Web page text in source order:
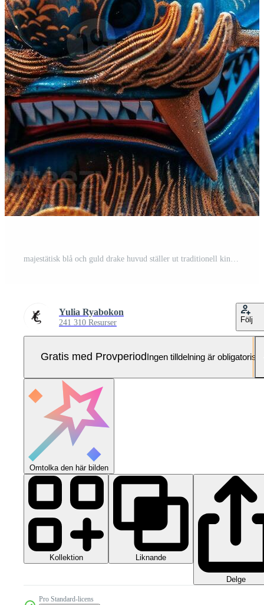
Yulia Ryabokon
241 310 Resurser Följ
Gratis med ProvperiodIngen tilldelning är obligatorisk
Omtolka den här bilden
Kollektion Liknande
Delge
Pro Standard-licens